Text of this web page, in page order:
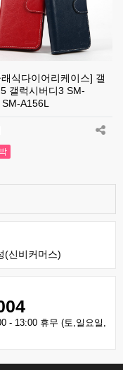
식다이어리케이스] 갤
갤럭시버디3 SM-
A156L
(신비커머스)
- 13:00 휴무 (토,일요일,